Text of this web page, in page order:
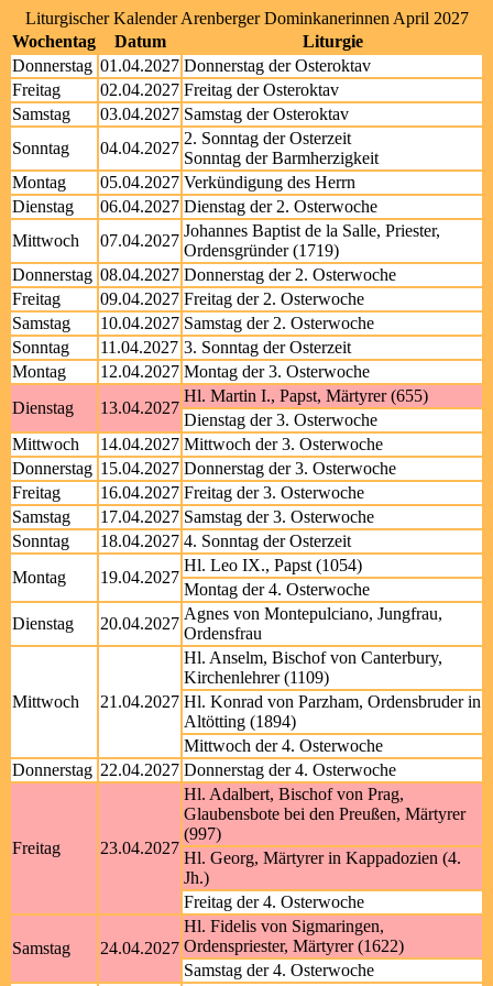
Liturgischer Kalender Arenberger Dominkanerinnen April 2027
Wochentag
Datum
Liturgie
Donnerstag 01.04.2027 Donnerstag der Osteroktav
Freitag
02.04.2027 Freitag der Osteroktav
Samstag
03.04.2027 Samstag der Osteroktav
Sonntag
04.04.2027
2. Sonntag der Osterzeit
Sonntag der Barmherzigkeit
Montag
05.04.2027 Verkündigung des Herrn
Dienstag
06.04.2027 Dienstag der 2. Osterwoche
Mittwoch
07.04.2027
Johannes Baptist de la Salle, Priester,
Ordensgründer (1719)
Donnerstag 08.04.2027 Donnerstag der 2. Osterwoche
Freitag
09.04.2027 Freitag der 2. Osterwoche
Samstag
10.04.2027 Samstag der 2. Osterwoche
Sonntag
11.04.2027 3. Sonntag der Osterzeit
Montag
12.04.2027 Montag der 3. Osterwoche
Dienstag
13.04.2027
Hl. Martin I., Papst, Märtyrer (655)
Dienstag der 3. Osterwoche
Mittwoch
14.04.2027 Mittwoch der 3. Osterwoche
Donnerstag 15.04.2027 Donnerstag der 3. Osterwoche
Freitag
16.04.2027 Freitag der 3. Osterwoche
Samstag
17.04.2027 Samstag der 3. Osterwoche
Sonntag
18.04.2027 4. Sonntag der Osterzeit
Montag
19.04.2027
Hl. Leo IX., Papst (1054)
Montag der 4. Osterwoche
Dienstag
20.04.2027
Agnes von Montepulciano, Jungfrau,
Ordensfrau
Mittwoch 21.04.2027
Hl. Anselm, Bischof von Canterbury,
Kirchenlehrer (1109)
Hl. Konrad von Parzham, Ordensbruder in
Altötting (1894)
Mittwoch der 4. Osterwoche
Donnerstag 22.04.2027 Donnerstag der 4. Osterwoche
Freitag 23.04.2027
Hl. Adalbert, Bischof von Prag,
Glaubensbote bei den Preußen, Märtyrer
(997)
Hl. Georg, Märtyrer in Kappadozien (4.
Jh.)
Freitag der 4. Osterwoche
Samstag 24.04.2027
Hl. Fidelis von Sigmaringen,
Ordenspriester, Märtyrer (1622)
Samstag der 4. Osterwoche